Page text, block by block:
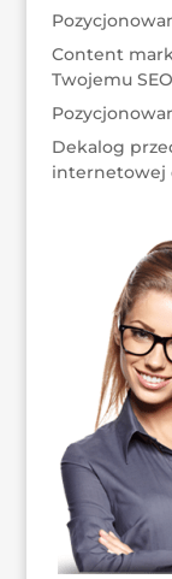
Content
Twojemu
Dekalog
internetowej